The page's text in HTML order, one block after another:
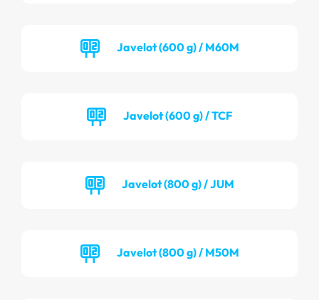
Javelot (600 g) / M60M
Javelot (600 g) / TCF
Javelot (800 g) / JUM
Javelot (800 g) / M50M